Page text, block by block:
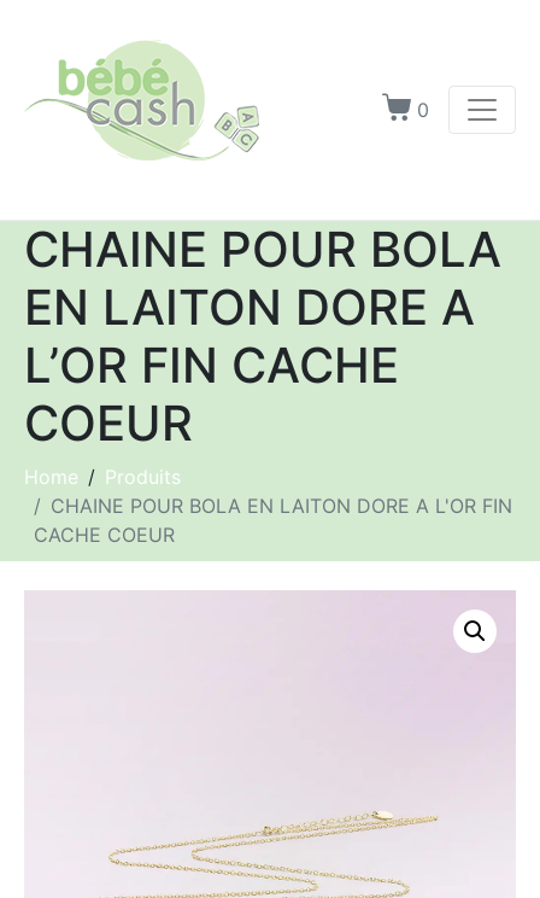
0
CHAINE POUR BOLA
EN LAITON DORE A
L’OR FIN CACHE
COEUR
Home
Produits
CHAINE POUR BOLA EN LAITON DORE A L'OR FIN
CACHE COEUR